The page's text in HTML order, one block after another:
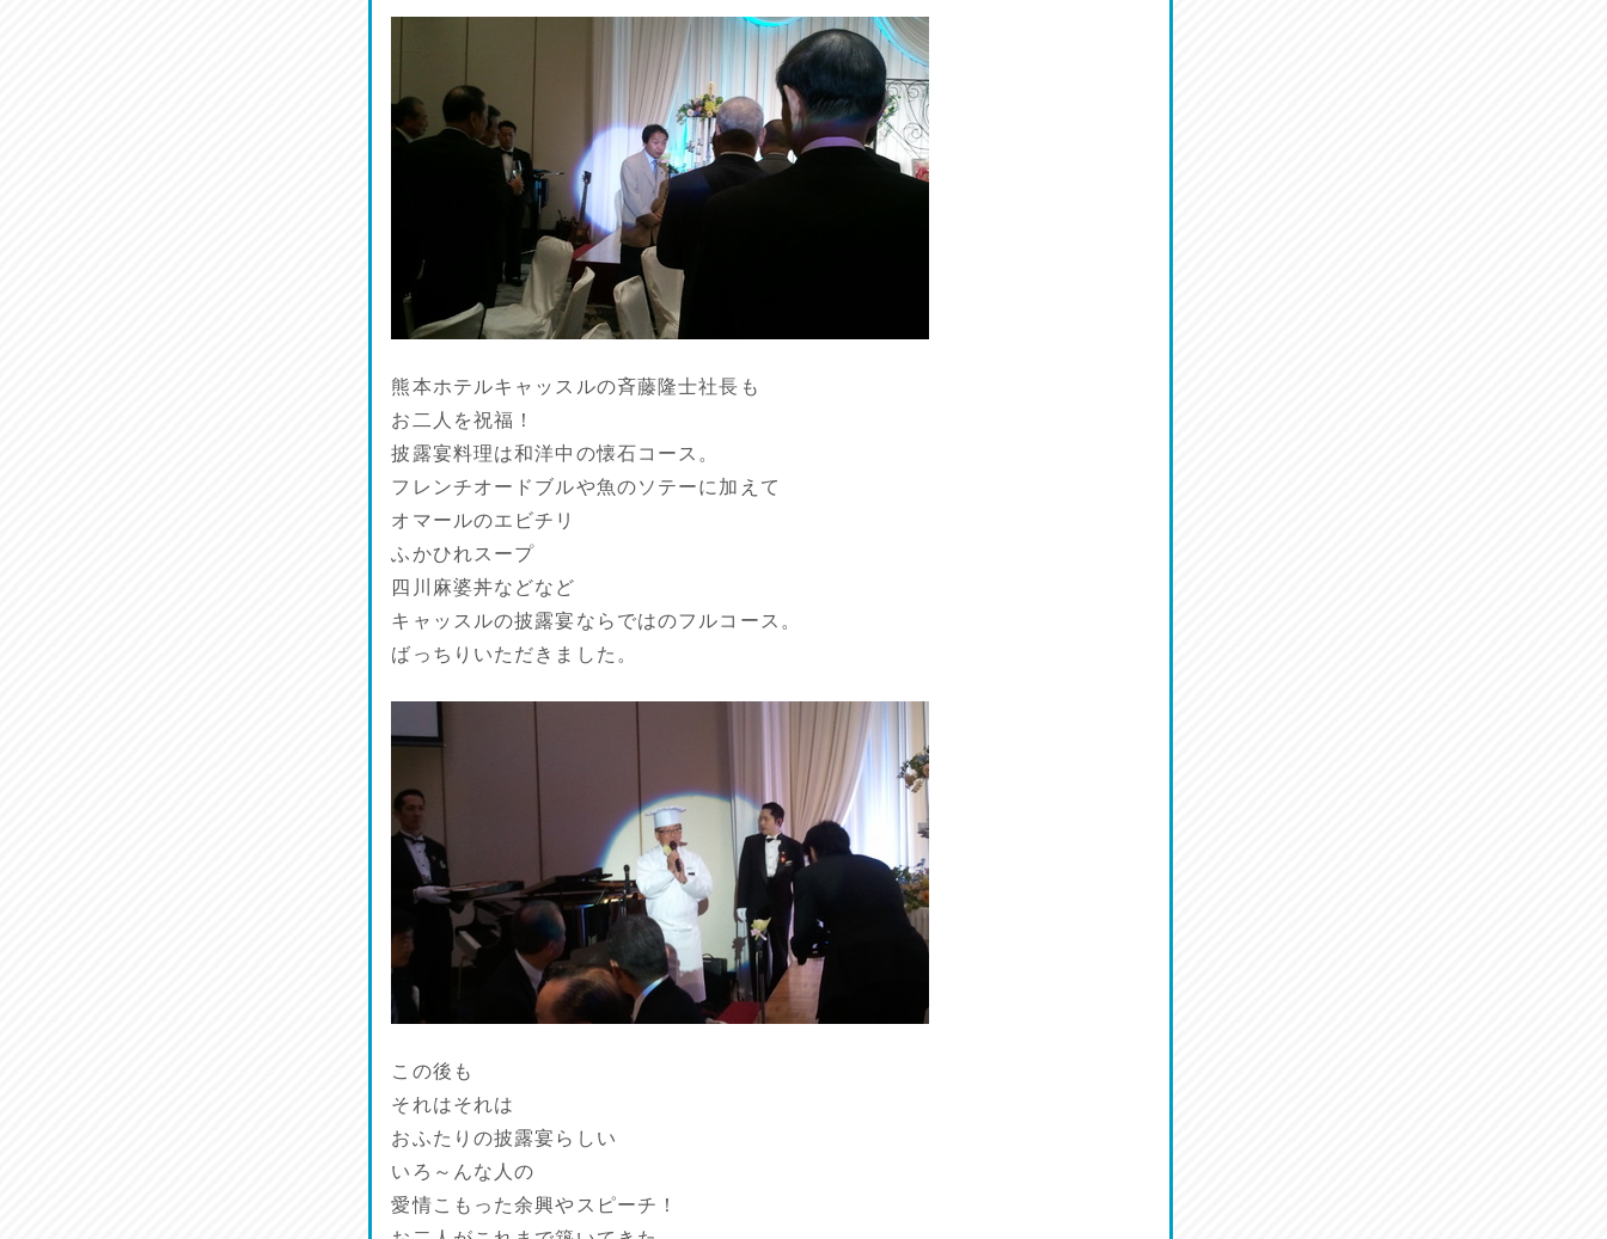
熊本ホテルキャッスルの斉藤隆士社長も
お二人を祝福！
披露宴料理は和洋中の懐石コース。
フレンチオードブルや魚のソテーに加えて
オマールのエビチリ
ふかひれスープ
四川麻婆丼などなど
キャッスルの披露宴ならではのフルコース。
ばっちりいただきました。
この後も
それはそれは
おふたりの披露宴らしい
いろ～んな人の
愛情こもった余興やスピーチ！